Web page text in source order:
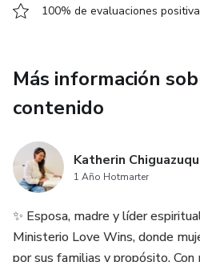
experiencias de fe.
100% de evaluaciones
Más información
contenido
Katherin
1 Año Hotmarter
✨ Esposa, madre y líder
Ministerio Love Wins, donde
por sus familias y propósito. Con